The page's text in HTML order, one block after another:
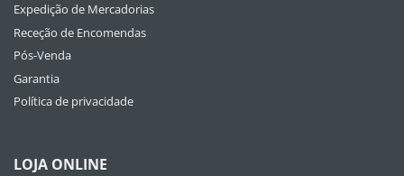
Expedição de Mercadorias
Receção de Encomendas
Pós-Venda
Garantia
Política de privacidade
LOJA ONLINE